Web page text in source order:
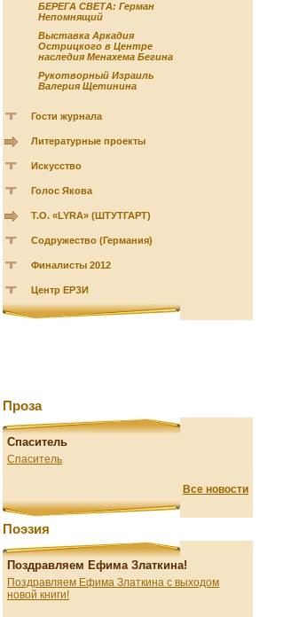
БЕРЕГА СВЕТА: Герман
Непомнящий
Выставка Аркадия
Острицкого в Центре
наследия Менахема Бегина
Рукотворный Израиль
Валерия Щетинина
Гости журнала
Литературные проекты
Искусство
Голос Якова
Т.О. «LYRA» (ШТУТГАРТ)
Содружество (Германия)
Финалисты 2012
Центр ЕРЗИ
Проза
Спаситель
Спаситель
Все новости
Поэзия
Поздравляем Ефима Златкина!
Поздравляем Ефима Златкина с выходом
новой книги!